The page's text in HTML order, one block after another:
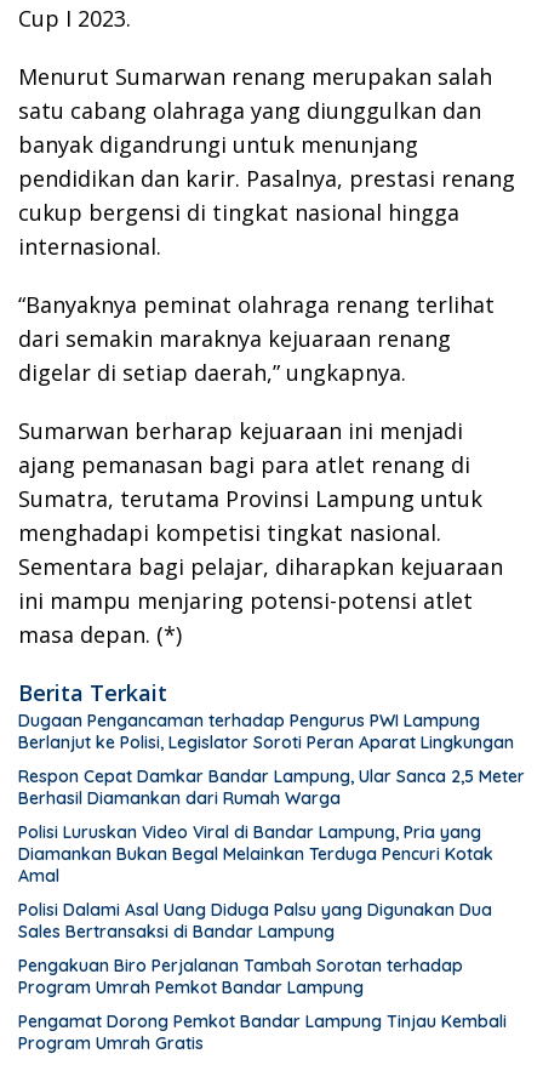
Cup I 2023.
Menurut Sumarwan renang merupakan salah
satu cabang olahraga yang diunggulkan dan
banyak digandrungi untuk menunjang
pendidikan dan karir. Pasalnya, prestasi renang
cukup bergensi di tingkat nasional hingga
internasional.
“Banyaknya peminat olahraga renang terlihat
dari semakin maraknya kejuaraan renang
digelar di setiap daerah,” ungkapnya.
Sumarwan berharap kejuaraan ini menjadi
ajang pemanasan bagi para atlet renang di
Sumatra, terutama Provinsi Lampung untuk
menghadapi kompetisi tingkat nasional.
Sementara bagi pelajar, diharapkan kejuaraan
ini mampu menjaring potensi-potensi atlet
masa depan. (*)
Berita Terkait
Dugaan Pengancaman terhadap Pengurus PWI Lampung
Berlanjut ke Polisi, Legislator Soroti Peran Aparat Lingkungan
Respon Cepat Damkar Bandar Lampung, Ular Sanca 2,5 Meter
Berhasil Diamankan dari Rumah Warga
Polisi Luruskan Video Viral di Bandar Lampung, Pria yang
Diamankan Bukan Begal Melainkan Terduga Pencuri Kotak
Amal
Polisi Dalami Asal Uang Diduga Palsu yang Digunakan Dua
Sales Bertransaksi di Bandar Lampung
Pengakuan Biro Perjalanan Tambah Sorotan terhadap
Program Umrah Pemkot Bandar Lampung
Pengamat Dorong Pemkot Bandar Lampung Tinjau Kembali
Program Umrah Gratis